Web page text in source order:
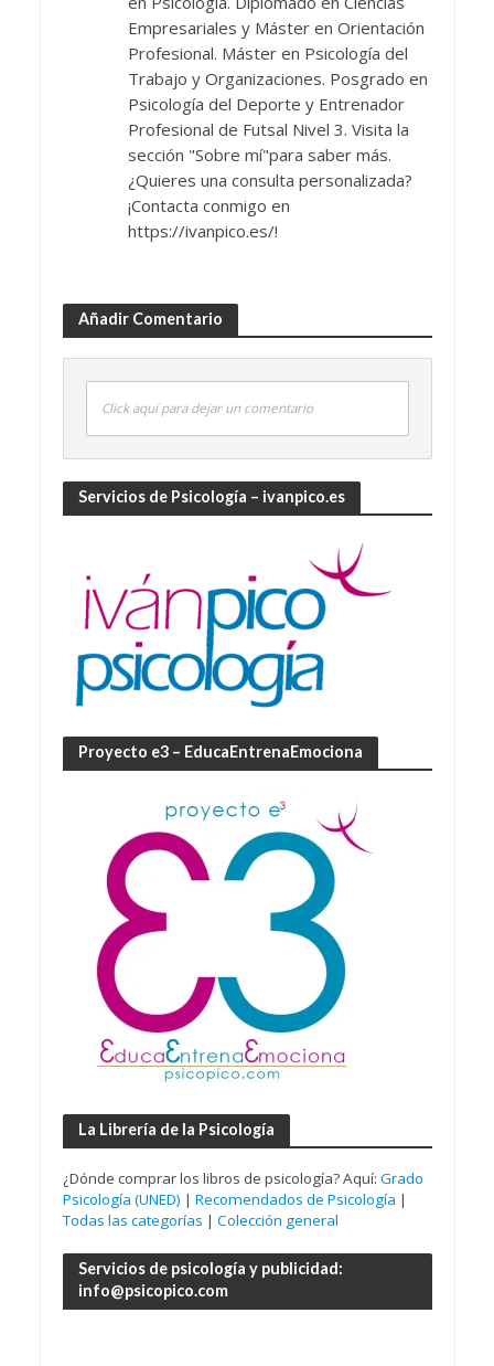
Empresariales y Máster en Orientación
Profesional. Máster en Psicología del
Trabajo y Organizaciones. Posgrado en
Psicología del Deporte y Entrenador
Profesional de Futsal Nivel 3. Visita la
sección "Sobre mí"para saber más.
¿Quieres una consulta personalizada?
¡Contacta conmigo en
https://ivanpico.es/!
Añadir Comentario
Click aquí para dejar un comentario
Servicios de Psicología – ivanpico.es
Proyecto e3 – EducaEntrenaEmociona
La Librería de la Psicología
¿Dónde comprar los libros de psicología? Aquí: Grado
Psicología (UNED) | Recomendados de Psicología |
Todas las categorías | Colección general
Servicios de psicología y publicidad:
info@psicopico.com